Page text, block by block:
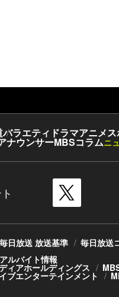
バラエティ ドラマアニメ
ナウンサーMBSコラムニ
毎日放送 放送基準 毎日放送
アルバイト情報
ィアホールディングス
ブエンターテインメント